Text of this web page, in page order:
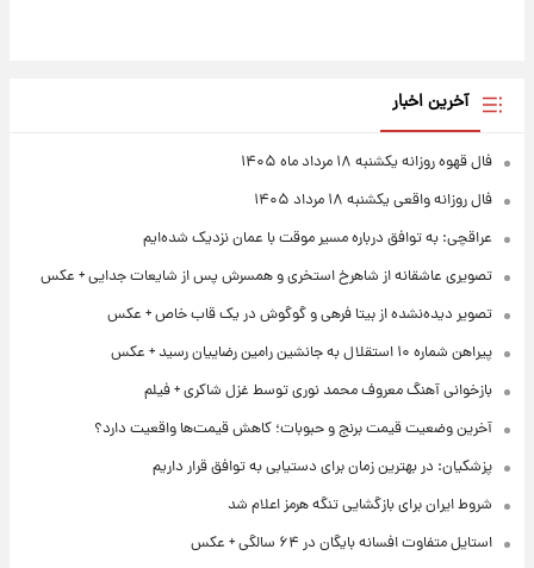
آخرین اخبار
فال قهوه روزانه یکشنبه ۱۸ مرداد ماه ۱۴۰۵
فال روزانه واقعی یکشنبه ۱۸ مرداد ۱۴۰۵
عراقچی: به توافق درباره مسیر موقت با عمان نزدیک شده‌ایم
تصویری عاشقانه از شاهرخ استخری و همسرش پس از شایعات جدایی + عکس
تصویر دیده‌نشده از بیتا فرهی و گوگوش در یک قاب خاص + عکس
پیراهن شماره ۱۰ استقلال به جانشین رامین رضاییان رسید + عکس
بازخوانی آهنگ معروف محمد نوری توسط غزل شاکری + فیلم
آخرین وضعیت قیمت برنج و حبوبات؛ کاهش قیمت‌ها واقعیت دارد؟
پزشکیان: در بهترین زمان برای دستیابی به توافق قرار داریم
شروط ایران برای بازگشایی تنگه هرمز اعلام شد
استایل متفاوت افسانه بایگان در ۶۴ سالگی + عکس